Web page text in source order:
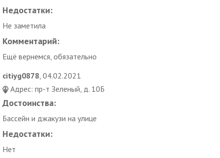
Недостатки:
Не заметила
Комментарий:
Ещё вернемся, обязательно
citiyg0878 , 04.02.2021
Адрес: пр-т Зеленый, д. 10Б
Достоинства:
Бассейн и джакузи на улице
Недостатки:
Нет